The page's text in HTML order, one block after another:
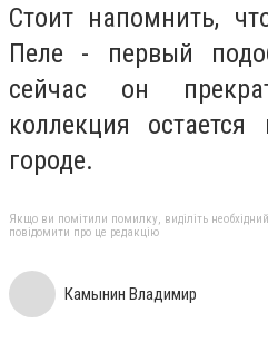
Стоит напомнить,
Пеле - первый
сейчас он
коллекция
городе.
Якщо ви помітили помилку, виділіть
повідомити про це редакцію
Камынин Владимир